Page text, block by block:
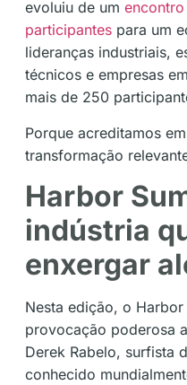
evoluiu de um
participantes para um
lideranças industriais,
técnicos e empresas
mais de 250
Porque acreditamos
transformação
Harbor
indústria
enxergar
Nesta edição, o
provocação poderosa
Derek Rabelo, surfista
conhecido